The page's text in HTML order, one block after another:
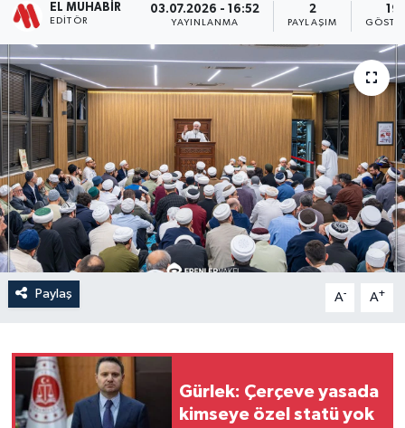
EL MUHABIR
EDITÖR
03.07.2026 - 16:52
YAYINLANMA
2
PAYLAŞIM
19
Paylaş A- A+
Gürlek: Çerçeve yasada
kimseye özel statü yok